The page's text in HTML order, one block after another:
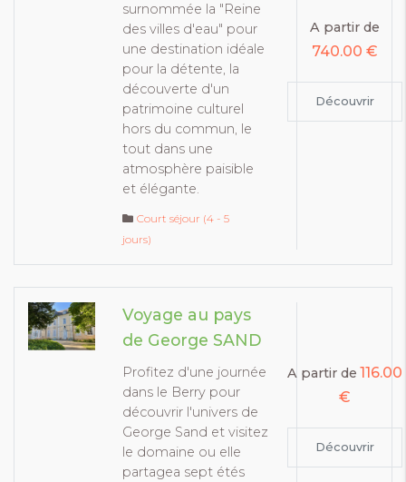
surnommée la "Reine
des villes d'eau" pour
une destination idéale
pour la détente, la
découverte d'un
patrimoine culturel
hors du commun, le
tout dans une
atmosphère paisible
et élégante.
Court séjour (4 - 5
jours)
A partir de
740.00 €
Découvrir
Voyage au pays
de George SAND
Profitez d'une journée
dans le Berry pour
découvrir l'univers de
George Sand et visitez
le domaine ou elle
partagea sept étés
A partir de 116.00
€
Découvrir